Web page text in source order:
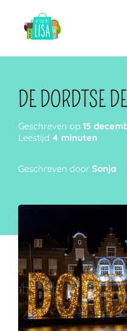
DE DORDTSE
Geschreven op 15
Leestijd 4 minuten
Geschreven door Sonja